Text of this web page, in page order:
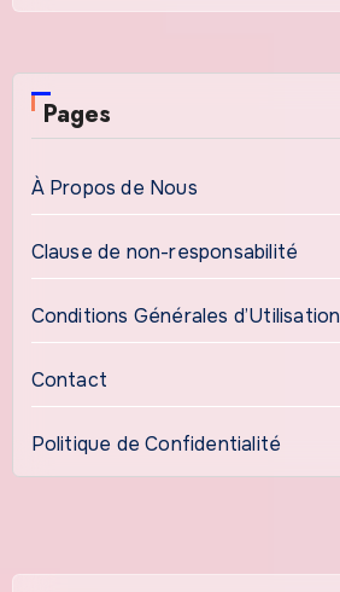
Pages
À Propos de Nous
Clause de non-responsabilité
Conditions Générales d’Utilisation
Contact
Politique de Confidentialité